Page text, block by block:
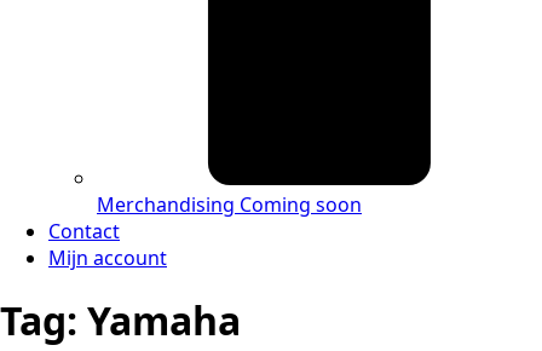
Merchandising Coming soon
Contact
Mijn account
Tag: Yamaha